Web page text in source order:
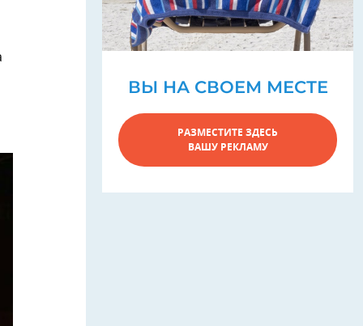
ВЫ НА СВОЕМ МЕСТЕ
РАЗМЕСТИТЕ ЗДЕСЬ
ВАШУ РЕКЛАМУ